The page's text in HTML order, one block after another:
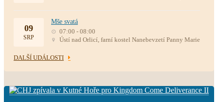
09
SRP
Mše svatá
07:00 - 08:00
Ústí nad Orlicí, farní kostel Nanebevzetí Panny Marie
DALŠÍ UDÁLOSTI